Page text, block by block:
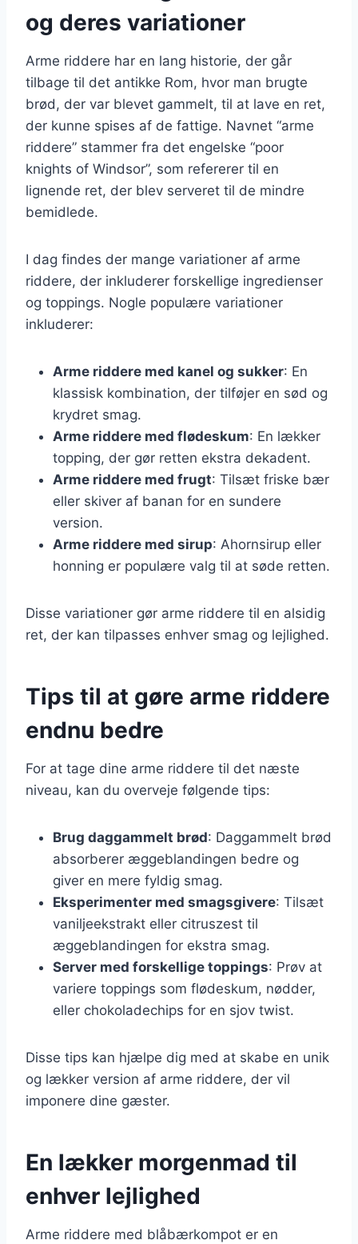
og deres variationer
Arme riddere har en lang historie, der går
tilbage til det antikke Rom, hvor man brugte
brød, der var blevet gammelt, til at lave en ret,
der kunne spises af de fattige. Navnet “arme
riddere” stammer fra det engelske “poor
knights of Windsor”, som refererer til en
lignende ret, der blev serveret til de mindre
bemidlede.
I dag findes der mange variationer af arme
riddere, der inkluderer forskellige ingredienser
og toppings. Nogle populære variationer
inkluderer:
Arme riddere med kanel og sukker: En
klassisk kombination, der tilføjer en sød og
krydret smag.
Arme riddere med flødeskum: En lækker
topping, der gør retten ekstra dekadent.
Arme riddere med frugt: Tilsæt friske bær
eller skiver af banan for en sundere
version.
Arme riddere med sirup: Ahornsirup eller
honning er populære valg til at søde retten.
Disse variationer gør arme riddere til en alsidig
ret, der kan tilpasses enhver smag og lejlighed.
Tips til at gøre arme riddere
endnu bedre
For at tage dine arme riddere til det næste
niveau, kan du overveje følgende tips:
Brug daggammelt brød: Daggammelt brød
absorberer æggeblandingen bedre og
giver en mere fyldig smag.
Eksperimenter med smagsgivere: Tilsæt
vaniljeekstrakt eller citruszest til
æggeblandingen for ekstra smag.
Server med forskellige toppings: Prøv at
variere toppings som flødeskum, nødder,
eller chokoladechips for en sjov twist.
Disse tips kan hjælpe dig med at skabe en unik
og lækker version af arme riddere, der vil
imponere dine gæster.
En lækker morgenmad til
enhver lejlighed
Arme riddere med blåbærkompot er en